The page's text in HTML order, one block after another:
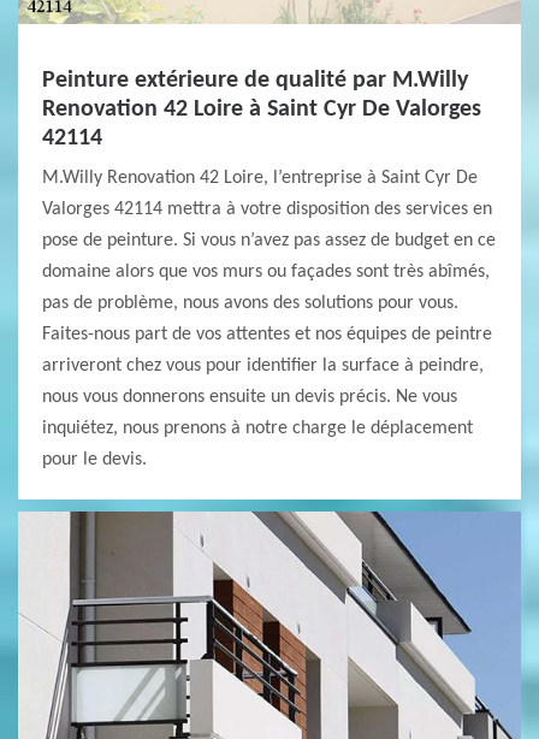
Peinture extérieure de qualité par M.Willy
Renovation 42 Loire à Saint Cyr De Valorges
42114
M.Willy Renovation 42 Loire, l’entreprise à Saint Cyr De
Valorges 42114 mettra à votre disposition des services en
pose de peinture. Si vous n’avez pas assez de budget en ce
domaine alors que vos murs ou façades sont très abîmés,
pas de problème, nous avons des solutions pour vous.
Faites-nous part de vos attentes et nos équipes de peintre
arriveront chez vous pour identifier la surface à peindre,
nous vous donnerons ensuite un devis précis. Ne vous
inquiétez, nous prenons à notre charge le déplacement
pour le devis.